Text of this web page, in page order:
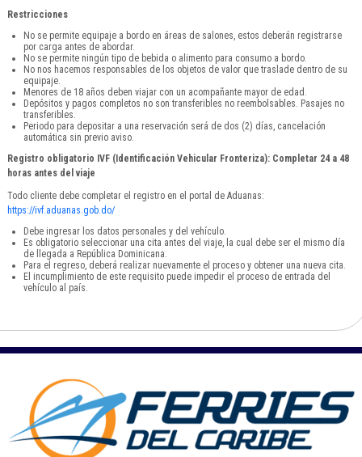
Restricciones
No se permite equipaje a bordo en áreas de salones, estos deberán registrarse
por carga antes de abordar.
No se permite ningún tipo de bebida o alimento para consumo a bordo.
No nos hacemos responsables de los objetos de valor que traslade dentro de su
equipaje.
Menores de 18 años deben viajar con un acompañante mayor de edad.
Depósitos y pagos completos no son transferibles no reembolsables. Pasajes no
transferibles.
Periodo para depositar a una reservación será de dos (2) días, cancelación
automática sin previo aviso.
Registro obligatorio IVF (Identificación Vehicular Fronteriza): Completar 24 a 48
horas antes del viaje
Todo cliente debe completar el registro en el portal de Aduanas:
https://ivf.aduanas.gob.do/
Debe ingresar los datos personales y del vehículo.
Es obligatorio seleccionar una cita antes del viaje, la cual debe ser el mismo día
de llegada a República Dominicana.
Para el regreso, deberá realizar nuevamente el proceso y obtener una nueva cita.
El incumplimiento de este requisito puede impedir el proceso de entrada del
vehículo al país.